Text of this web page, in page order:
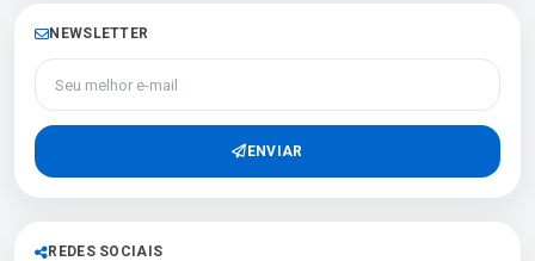
NEWSLETTER
Seu melhor e-mail
ENVIAR
REDES SOCIAIS